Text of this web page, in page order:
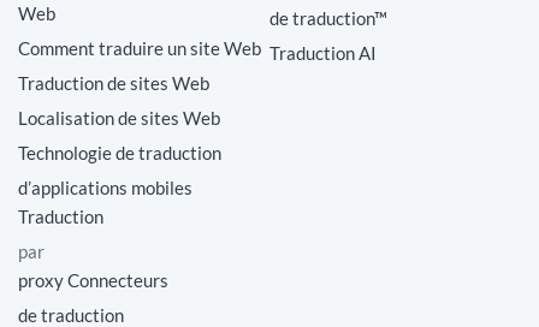
Web
Comment traduire un site Web
Traduction de sites Web
Localisation de sites Web
Technologie de traduction
d’applications mobiles
Traduction
par
proxy Connecteurs
de traduction
de traduction™
Traduction AI